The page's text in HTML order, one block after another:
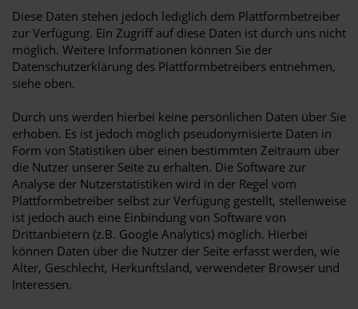
Diese Daten stehen jedoch lediglich dem Plattformbetreiber
zur Verfügung. Ein Zugriff auf diese Daten ist durch uns nicht
möglich. Weitere Informationen können Sie der
Datenschutzerklärung des Plattformbetreibers entnehmen,
siehe oben.
Durch uns werden hierbei keine persönlichen Daten über Sie
erhoben. Es ist jedoch möglich pseudonymisierte Daten in
Form von Statistiken über einen bestimmten Zeitraum über
die Nutzer unserer Seite zu erhalten. Die Software zur
Analyse der Nutzerstatistiken wird in der Regel vom
Plattformbetreiber selbst zur Verfügung gestellt, stellenweise
ist jedoch auch eine Einbindung von Software von
Drittanbietern (z.B. Google Analytics) möglich. Hierbei
können Daten über die Nutzer der Seite erfasst werden, wie
Alter, Geschlecht, Herkunftsland, verwendeter Browser und
Interessen.